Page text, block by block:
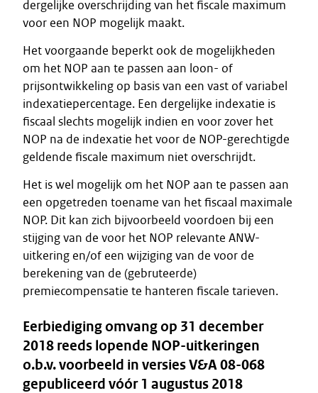
dergelijke overschrijding van het fiscale maximum
voor een NOP mogelijk maakt.
Het voorgaande beperkt ook de mogelijkheden
om het NOP aan te passen aan loon- of
prijsontwikkeling op basis van een vast of variabel
indexatiepercentage. Een dergelijke indexatie is
fiscaal slechts mogelijk indien en voor zover het
NOP na de indexatie het voor de NOP-gerechtigde
geldende fiscale maximum niet overschrijdt.
Het is wel mogelijk om het NOP aan te passen aan
een opgetreden toename van het fiscaal maximale
NOP. Dit kan zich bijvoorbeeld voordoen bij een
stijging van de voor het NOP relevante ANW-
uitkering en/of een wijziging van de voor de
berekening van de (gebruteerde)
premiecompensatie te hanteren fiscale tarieven.
Eerbiediging omvang op 31 december
2018 reeds lopende NOP-uitkeringen
o.b.v. voorbeeld in versies V&A 08-068
gepubliceerd vóór 1 augustus 2018